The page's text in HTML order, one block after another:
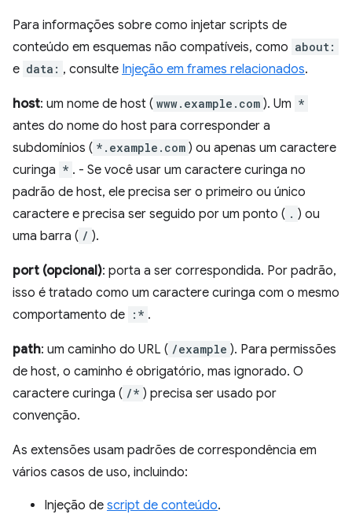
Para informações sobre como injetar scripts de
conteúdo em esquemas não compatíveis, como about:
e data: , consulte Injeção em frames relacionados.
host: um nome de host ( www.example.com ). Um *
antes do nome do host para corresponder a
subdomínios ( *.example.com ) ou apenas um caractere
curinga * . - Se você usar um caractere curinga no
padrão de host, ele precisa ser o primeiro ou único
caractere e precisa ser seguido por um ponto ( . ) ou
uma barra ( / ).
port (opcional): porta a ser correspondida. Por padrão,
isso é tratado como um caractere curinga com o mesmo
comportamento de :* .
path: um caminho do URL ( /example ). Para permissões
de host, o caminho é obrigatório, mas ignorado. O
caractere curinga ( /* ) precisa ser usado por
convenção.
As extensões usam padrões de correspondência em
vários casos de uso, incluindo:
Injeção de script de conteúdo.